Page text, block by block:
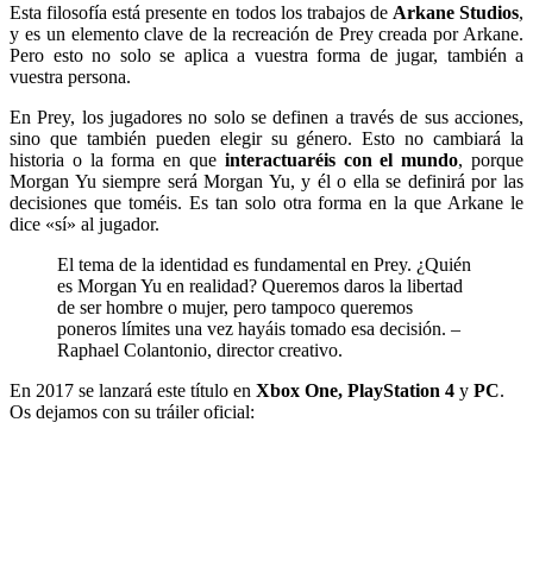
Esta filosofía está presente en todos los trabajos de Arkane Studios,
y es un elemento clave de la recreación de Prey creada por Arkane.
Pero esto no solo se aplica a vuestra forma de jugar, también a
vuestra persona.
En Prey, los jugadores no solo se definen a través de sus acciones,
sino que también pueden elegir su género. Esto no cambiará la
historia o la forma en que interactuaréis con el mundo, porque
Morgan Yu siempre será Morgan Yu, y él o ella se definirá por las
decisiones que toméis. Es tan solo otra forma en la que Arkane le
dice «sí» al jugador.
El tema de la identidad es fundamental en Prey. ¿Quién
es Morgan Yu en realidad? Queremos daros la libertad
de ser hombre o mujer, pero tampoco queremos
poneros límites una vez hayáis tomado esa decisión. –
Raphael Colantonio, director creativo.
En 2017 se lanzará este título en Xbox One, PlayStation 4 y PC.
Os dejamos con su tráiler oficial: